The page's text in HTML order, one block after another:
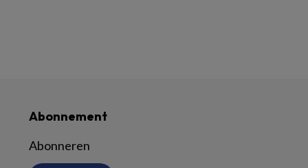
Abonnement
Abonneren